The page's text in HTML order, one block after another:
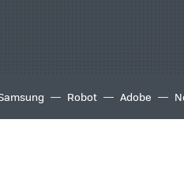
Robot Adobe